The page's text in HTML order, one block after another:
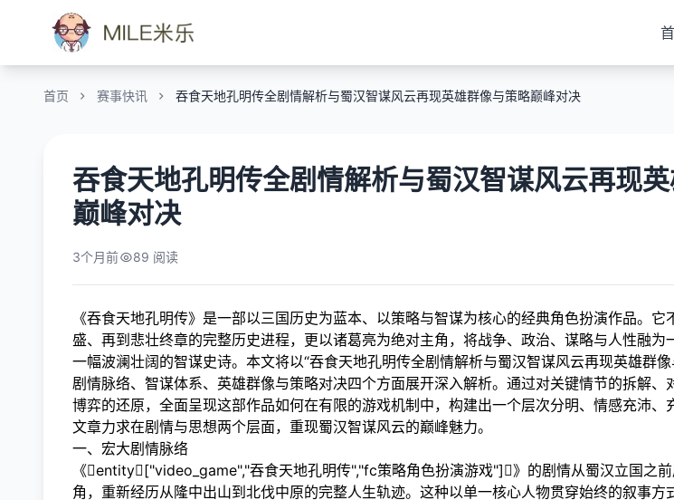
首页 赛事快讯 吞食天地孔明传全剧情解析与蜀汉智谋风云再现英雄群像与策略巅峰对决
吞食天地孔明传全剧情解析与蜀汉智谋风云再现
巅峰对决
3个月前 89 阅读
《吞食天地孔明传》是一部以三国历史为蓝本、以策略与智谋为核心的经典角色扮演作品。它
盛、再到悲壮终章的完整历史进程，更以诸葛亮为绝对主角，将战争、政治、谋略与人性融为
一幅波澜壮阔的智谋史诗。本文将以“吞食天地孔明传全剧情解析与蜀汉智谋风云再现英雄群
剧情脉络、智谋体系、英雄群像与策略对决四个方面展开深入解析。通过对关键情节的拆解、
博弈的还原，全面呈现这部作品如何在有限的游戏机制中，构建出一个层次分明、情感充沛、
文章力求在剧情与思想两个层面，重现蜀汉智谋风云的巅峰魅力。
一、宏大剧情脉络
《entity["video_game","吞食天地孔明传","fc策略角色扮演游戏"]》的剧情从蜀汉立国之
角，重新经历从隆中出山到北伐中原的完整人生轨迹。这种以单一核心人物贯穿始终的叙事方